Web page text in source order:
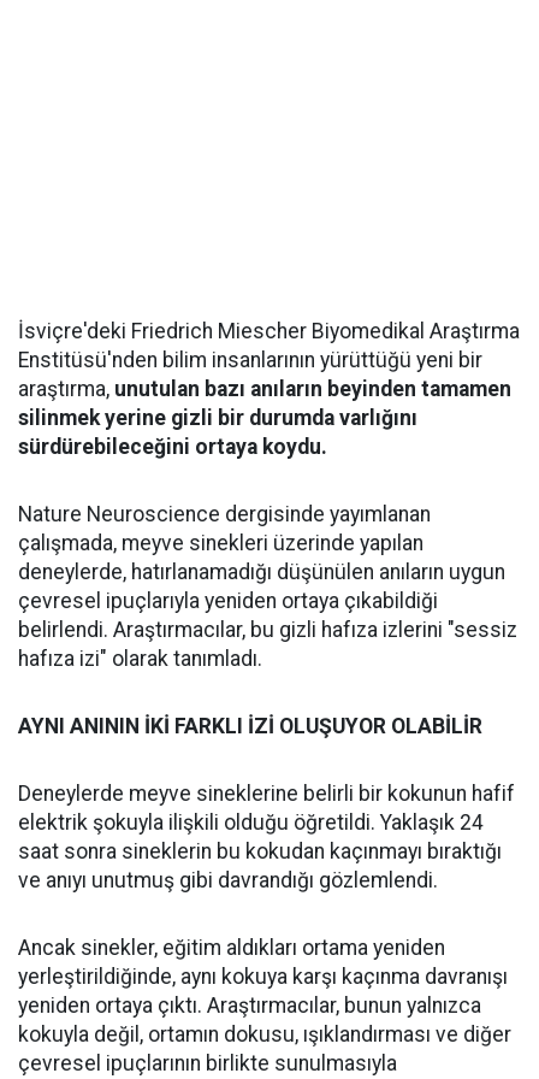
İsviçre'deki Friedrich Miescher Biyomedikal Araştırma
Enstitüsü'nden bilim insanlarının yürüttüğü yeni bir
araştırma, unutulan bazı anıların beyinden tamamen
silinmek yerine gizli bir durumda varlığını
sürdürebileceğini ortaya koydu.
Nature Neuroscience dergisinde yayımlanan
çalışmada, meyve sinekleri üzerinde yapılan
deneylerde, hatırlanamadığı düşünülen anıların uygun
çevresel ipuçlarıyla yeniden ortaya çıkabildiği
belirlendi. Araştırmacılar, bu gizli hafıza izlerini "sessiz
hafıza izi" olarak tanımladı.
AYNI ANININ İKİ FARKLI İZİ OLUŞUYOR OLABİLİR
Deneylerde meyve sineklerine belirli bir kokunun hafif
elektrik şokuyla ilişkili olduğu öğretildi. Yaklaşık 24
saat sonra sineklerin bu kokudan kaçınmayı bıraktığı
ve anıyı unutmuş gibi davrandığı gözlemlendi.
Ancak sinekler, eğitim aldıkları ortama yeniden
yerleştirildiğinde, aynı kokuya karşı kaçınma davranışı
yeniden ortaya çıktı. Araştırmacılar, bunun yalnızca
kokuyla değil, ortamın dokusu, ışıklandırması ve diğer
çevresel ipuçlarının birlikte sunulmasıyla